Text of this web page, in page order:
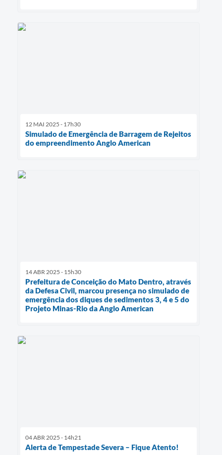
12 MAI 2025 - 17h30
Simulado de Emergência de Barragem de Rejeitos
do empreendimento Anglo American
14 ABR 2025 - 15h30
Prefeitura de Conceição do Mato Dentro, através
da Defesa Civil, marcou presença no simulado de
emergência dos diques de sedimentos 3, 4 e 5 do
Projeto Minas-Rio da Anglo American
04 ABR 2025 - 14h21
Alerta de Tempestade Severa – Fique Atento!